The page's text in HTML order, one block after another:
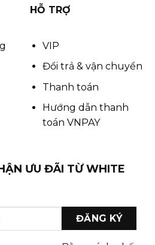
HỖ TRỢ
VIP
Đổi trả & vận chuyển
Thanh toán
Hướng dẫn thanh
toán VNPAY
ƯU ĐÃI TỪ WHITE